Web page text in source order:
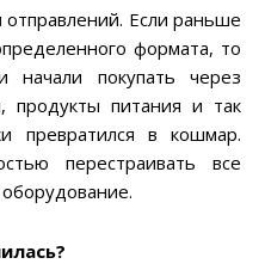
Если раньше
формата, то
покупать через
продукты питания и так
превратился в кошмар.
перестраивать все